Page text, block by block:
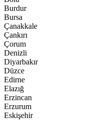
Burdur
Bursa
Çanakkale
Çankırı
Çorum
Denizli
Diyarbakır
Düzce
Edirne
Elazığ
Erzincan
Erzurum
Eskişehir